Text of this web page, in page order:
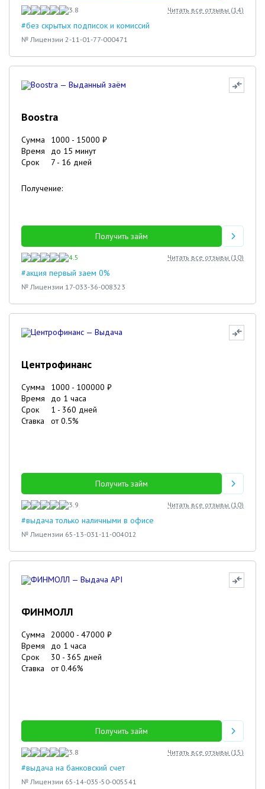
3.8 Читать все отзывы (14)
#без скрытых подписок и комиссий
№ Лицензии 2-11-01-77-000471
Boostra
Сумма 1000 - 15000 ₽
Время
до 15 минут
Срок
7 - 16 дней
Получение:
Получить займ
4.5 Читать все отзывы (10)
#акция первый заем 0%
№ Лицензии 17-033-36-008323
Центрофинанс
Сумма 1000 - 100000 ₽
Время
до 1 часа
Срок
1 - 360 дней
Ставка
от0.5%
Получить займ
3.9 Читать все отзывы (10)
#выдача только наличными в офисе
№ Лицензии 65-13-031-11-004012
ФИНМОЛЛ
Сумма 20000 - 47000 ₽
Время
до 1 часа
Срок
30 - 365 дней
Ставка
от0.46%
Получить займ
3.8 Читать все отзывы (15)
#выдача на банковский счет
№ Лицензии 65-14-035-50-005541